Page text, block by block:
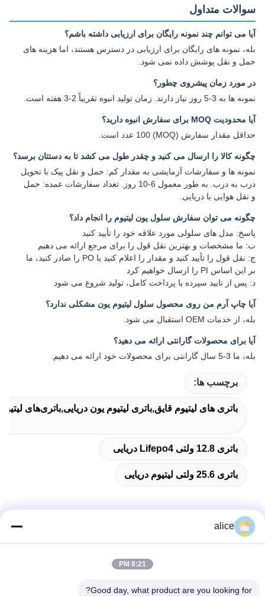
سوالات متداول
آیا می توانم چند نمونه رایگان برای ارزیابی داشته باشم؟
بله، نمونه های رایگان برای ارزیابی در دسترس هستند، اما هزینه های
حمل و نقل پوشش داده نمی شود.
در مورد زمان پیشروی چطور؟
نمونه ها به 3-5 روز نیاز دارند. زمان تولید انبوه تقریباً 2-3 هفته است.
آیا محدودیت MOQ برای سفارش انبوه دارید؟
حداقل مقدار سفارش (MOQ) 100 عدد است.
چگونه کالا را ارسال می کنید و چقدر طول می کشد تا به دستتان برسد؟
نمونه ها و سفارشات آزمایشی به مقدار کم: حمل و نقل پیک با تحویل
درب به درب. به طور معمول 6-10 روز. تعداد سفارشات عمده: حمل
و نقل هوایی یا دریایی.
چگونه می توان سفارش سلول یون لیتیوم را انجام داد؟
پاسخ: مدل های سلولی مورد علاقه خود را تأیید کنید
ب: ما مشخصات و بهترین نقل قول را برای مرجع ارائه می دهیم
ج: نقل قول را تأیید کنید و مقدار را اعلام کنید یا PO را صادر کنید، ما
بر این اساس PI را ارسال خواهیم کرد
د: پس از تایید سپرده یا پرداخت کامل، تولید شروع می شود
آیا چاپ آرم من روی محصول سلول لیتیوم یون مشکلی ندارد؟
بله، از خدمات OEM استقبال می شود.
آیا برای محصولات گارانتی ارائه می دهید؟
بله، ما 3-5 سال گارانتی برای محصولات خود ارائه می دهیم.
برچسب ها:
باتری های لیتیوم قایق,باتری لیتیوم یون دریایی,باتری‌های
باتری 12.8 ولتی Lifepo4 دریایی
باتری 25.6 ولتی لیتیوم دریایی
جاده پنجم فویوان، پارک صنعتی باتری لیتیوم، منطقه تکنولوژی بالا،
alice
8:21 PM
Good day, what product are you looking for?